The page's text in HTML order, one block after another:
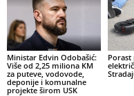
Ministar Edvin Odobašić:
Više od 2,25 miliona KM
za puteve, vodovode,
deponije i komunalne
projekte širom USK
Porast